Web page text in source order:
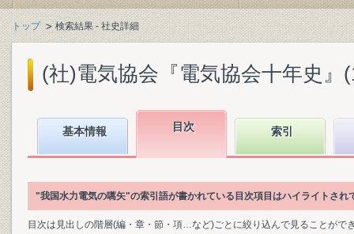
トップ 検索結果 - 社史詳細
(社)電気協会『電気協会十年史』
基本情報 目次 索引
"我国水力電気の嚆矢"の索引語が書かれている目次項目はハイライトされ
目次は見出しの階層(編・章・節・項…など)ごとに絞り込んで見ることがで